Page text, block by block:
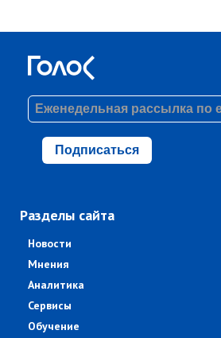
Подписаться
Разделы сайта
Новости
Мнения
Аналитика
Сервисы
Обучение